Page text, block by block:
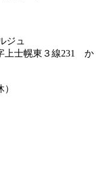
ジュ
上士幌東３線231 か